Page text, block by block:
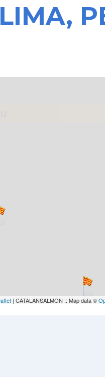
| CATALANSALMON :: Map data ©